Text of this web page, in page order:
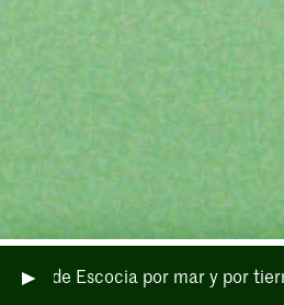
de Escocia por mar y por tierra